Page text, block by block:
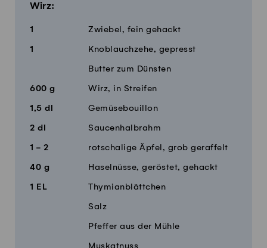
Wirz:
1 Zwiebel, fein gehackt
1 Knoblauchzehe, gepresst
Butter zum Dünsten
600 g Wirz, in Streifen
1,5 dl Gemüsebouillon
2 dl Saucenhalbrahm
1 - 2 rotschalige Äpfel, grob geraffelt
40 g Haselnüsse, geröstet, gehackt
1 EL Thymianblättchen
Salz
Pfeffer aus der Mühle